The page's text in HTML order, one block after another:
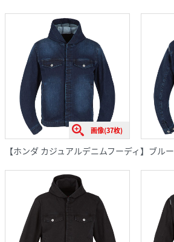
画像(37枚)
【ホンダ カジュアルデニムフーディ】ブルー